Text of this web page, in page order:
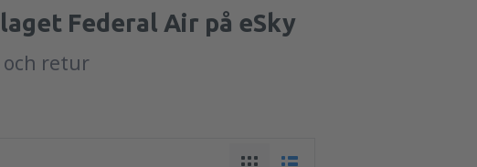
Federal Air på eSky
och retur